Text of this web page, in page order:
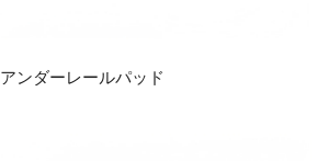
アンダーレールパッド